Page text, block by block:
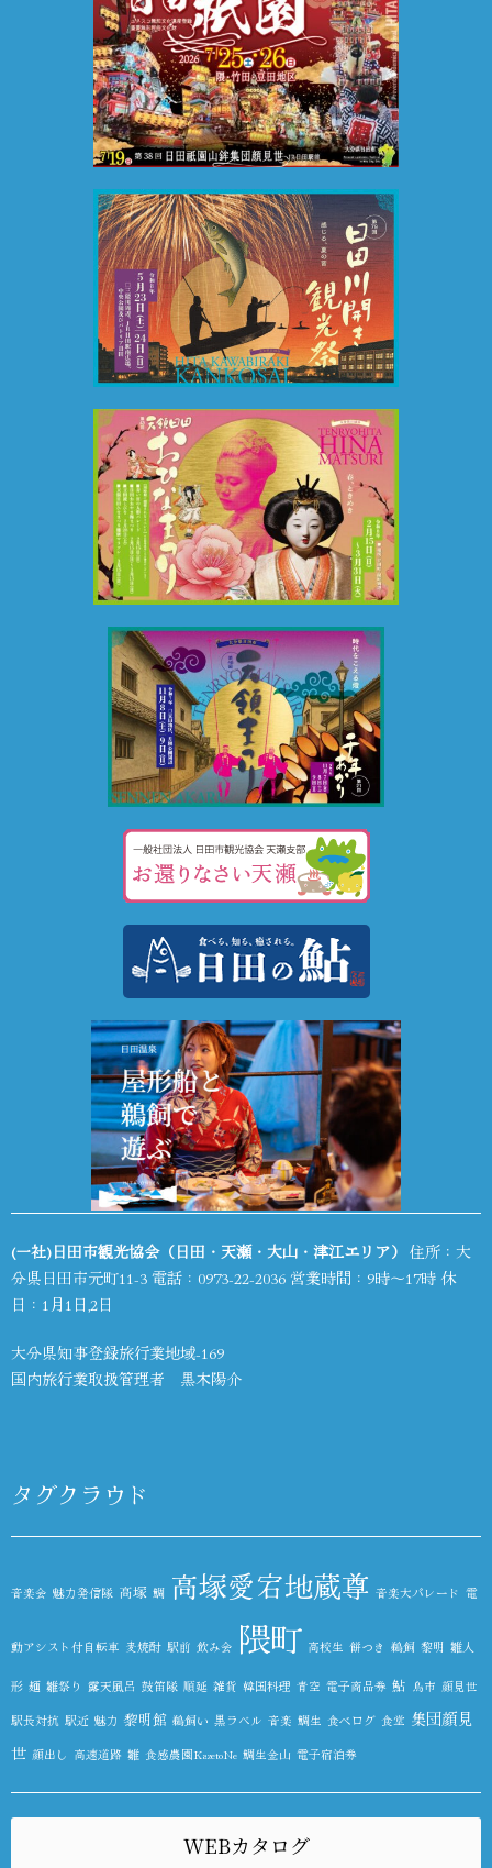
(一社)日田市観光協会（日田・天瀬・大山・津江エリア） 住所：大
分県日田市元町11-3 電話： 0973-22-2036 営業時間：9時～17時 休
日：1月1日,2日
大分県知事登録旅行業地域-169
国内旅行業取扱管理者 黒木陽介
タグクラウド
音楽会 魅力発信隊 高塚 鯛 高塚愛宕地蔵尊 音楽大パレード 電
動アシスト付自転車 麦焼酎 駅前 飲み会 隈町 高校生 餅つき 鵜飼 黎明 雛人
形 麺 雛祭り 露天風呂 鼓笛隊 順延 雑貨 韓国料理 青空 電子商品券 鮎 鳥市 顔見世
駅長対抗 駅近 魅力 黎明館 鵜飼い 黒ラベル 音楽 鯛生 食べログ 食堂 集団顔見
世 顔出し 高速道路 雛 食感農園KazetoNe 鯛生金山 電子宿泊券
WEBカタログ